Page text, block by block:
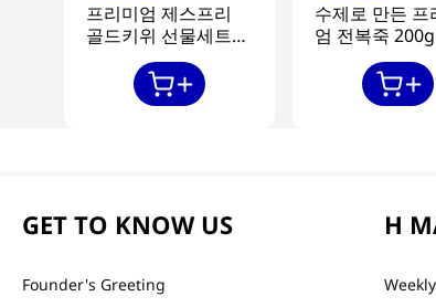
프리미엄 제스프리
골드키위 선물세트
수제로 만든 프
엄 전복죽
GET TO KNOW US
Founder's Greeting
H